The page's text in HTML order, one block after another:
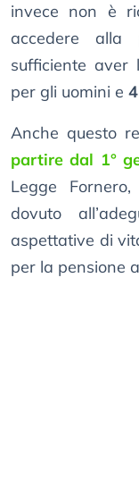
invece non è
accedere alla
sufficiente aver
per gli uomini e
Anche questo
partire dal 1°
Legge
dovuto
aspettative di
per la pensione